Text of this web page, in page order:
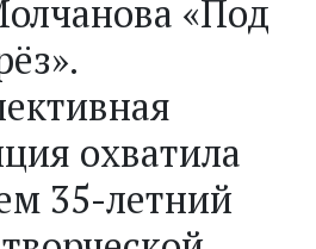
«Под
охватила
35-летний